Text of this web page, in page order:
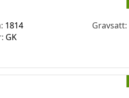
1814 Gravsatt:
GK